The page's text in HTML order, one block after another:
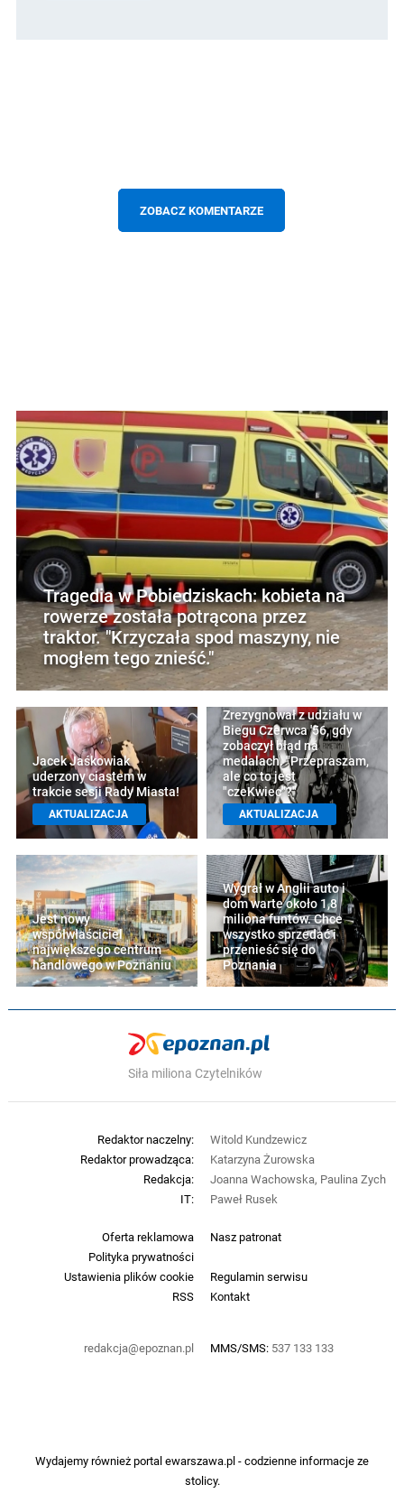
ZOBACZ KOMENTARZE
Tragedia w Pobiedziskach: kobieta na
rowerze została potrącona przez
traktor. "Krzyczała spod maszyny, nie
mogłem tego znieść."
Jacek Jaśkowiak
uderzony ciastem w
trakcie sesji Rady Miasta!
AKTUALIZACJA
Zrezygnował z udziału w
Biegu Czerwca '56, gdy
zobaczył błąd na
medalach. "Przepraszam,
ale co to jest
"czeKwiec"?"
AKTUALIZACJA
Jest nowy
współwłaściciel
największego centrum
handlowego w Poznaniu
Wygrał w Anglii auto i
dom warte około 1,8
miliona funtów. Chce
wszystko sprzedać i
przenieść się do
Poznania
Siła miliona Czytelników
Oferta reklamowa
Nasz patronat
Polityka prywatności
Ustawienia plików cookie
Regulamin serwisu
RSS
Kontakt
redakcja@epoznan.pl MMS/SMS: 537 133 133
Redaktor naczelny:
Witold Kundzewicz
Redaktor prowadząca:
Katarzyna Żurowska
Redakcja:
Joanna Wachowska, Paulina Zych
IT:
Paweł Rusek
Wydajemy również portalewarszawa.pl- codzienne informacje ze
stolicy.